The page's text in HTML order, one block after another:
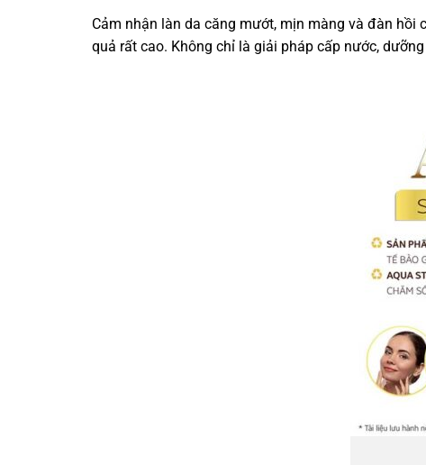
Cảm nhận làn da căng mướt, mịn màng và đàn
quả rất cao. Không chỉ là giải pháp cấp nước,